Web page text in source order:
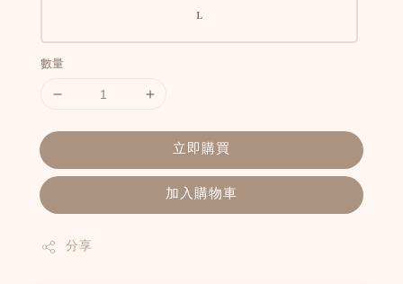
L
數量
立即購買
加入購物車
分享